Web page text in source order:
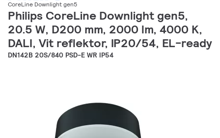
CoreLine Downlight gen5
Philips CoreLine Downlight gen5,
20.5 W, D200 mm, 2000 lm, 4000 K,
DALI, Vit reflektor, IP20/54, EL-ready
DN142B 20S/840 PSD-E WR IP54